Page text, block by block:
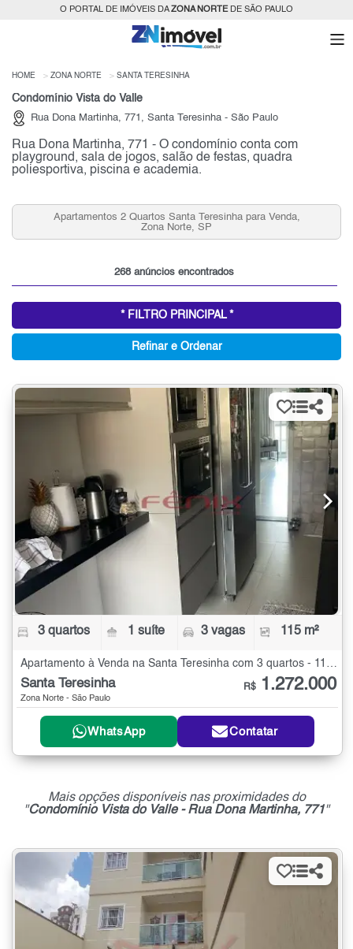
O PORTAL DE IMÓVEIS DAZONA NORTEDE SÃO PAULO
HOME ZONA NORTE SANTA TERESINHA
Condomínio Vista do Valle
Rua Dona Martinha, 771, Santa Teresinha - São Paulo
Rua Dona Martinha, 771 - O condomínio conta com
playground, sala de jogos, salão de festas, quadra
poliesportiva, piscina e academia.
Apartamentos 2 Quartos Santa Teresinha para Venda,
Zona Norte, SP
268 anúncios encontrados
* FILTRO PRINCIPAL *
Refinar e Ordenar
3 quartos 1 suíte 3 vagas 115 m²
Apartamento à Venda na Santa Teresinha com 3 quartos - 115 m²
Santa Teresinha
Zona Norte - São Paulo
R$ 1.272.000
WhatsApp Contatar
Mais opções disponíveis nas proximidades do
"Condomínio Vista do Valle - Rua Dona Martinha, 771"